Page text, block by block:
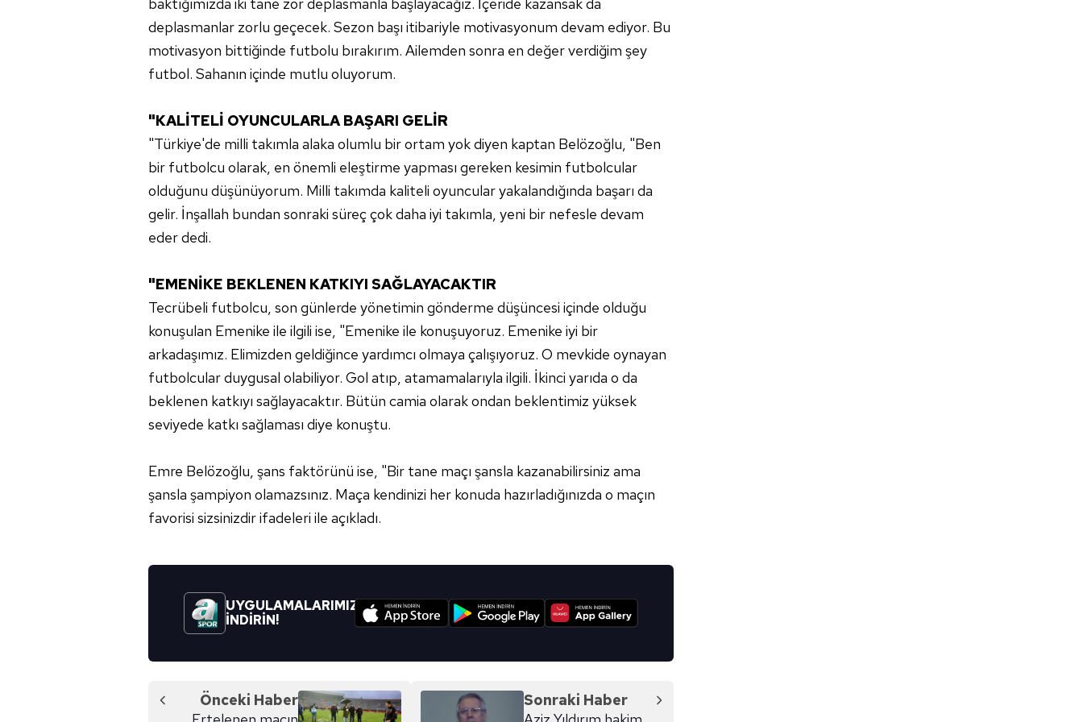
mevzuata uygun olarak kullanılan çerezlerle ilgili bilgi almak için lütfen tıklayınız
deplasmanlar zorlu geçecek. Sezon başı itibariyle motivasyonum devam ediyor. Bu
motivasyon bittiğinde futbolu bırakırım. Ailemden sonra en değer verdiğim şey
futbol. Sahanın içinde mutlu oluyorum.
"KALİTELİ OYUNCULARLA BAŞARI GELİR
"Türkiye'de milli takımla alaka olumlu bir ortam yok diyen kaptan Belözoğlu, "Ben
bir futbolcu olarak, en önemli eleştirme yapması gereken kesimin futbolcular
olduğunu düşünüyorum. Milli takımda kaliteli oyuncular yakalandığında başarı da
gelir. İnşallah bundan sonraki süreç çok daha iyi takımla, yeni bir nefesle devam
eder dedi.
"EMENİKE BEKLENEN KATKIYI SAĞLAYACAKTIR
Tecrübeli futbolcu, son günlerde yönetimin gönderme düşüncesi içinde olduğu
konuşulan Emenike ile ilgili ise, "Emenike ile konuşuyoruz. Emenike iyi bir
arkadaşımız. Elimizden geldiğince yardımcı olmaya çalışıyoruz. O mevkide oynayan
futbolcular duygusal olabiliyor. Gol atıp, atamamalarıyla ilgili. İkinci yarıda o da
beklenen katkıyı sağlayacaktır. Bütün camia olarak ondan beklentimiz yüksek
seviyede katkı sağlaması diye konuştu.
Emre Belözoğlu, şans faktörünü ise, "Bir tane maçı şansla kazanabilirsiniz ama
şansla şampiyon olamazsınız. Maça kendinizi her konuda hazırladığınızda o maçın
favorisi sizsinizdir ifadeleri ile açıkladı.
UYGULAMALARIMIZI
İNDİRİN!
Önceki Haber
Sonraki Haber